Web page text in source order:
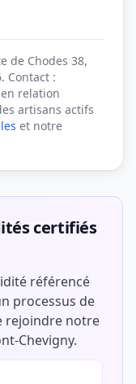
de Chodes 38,
Contact :
relation
artisans actifs
et notre
certifiés
référencé
processus de
rejoindre notre
Chevigny.